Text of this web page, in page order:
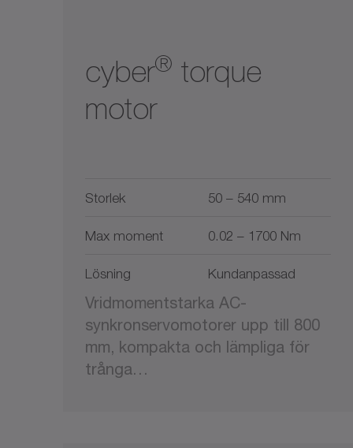
cyber® torque
motor
Storlek 50 – 540 mm
Max moment 0.02 – 1700 Nm
Lösning Kundanpassad
Vridmomentstarka AC-
synkronservomotorer upp till 800
mm, kompakta och lämpliga för
trånga…